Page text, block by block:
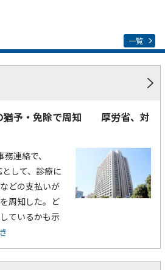
一覧
猶予・免除で周知 厚労省、対
連絡で、
して、診療に
どの支払いが
周知した。ど
ているかも示